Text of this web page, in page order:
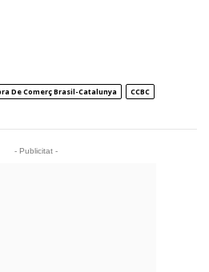
De Comerç Brasil-Catalunya
CCBC
- Publicitat -